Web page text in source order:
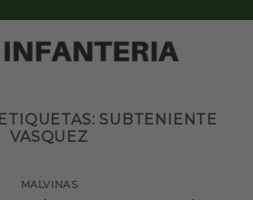
SUBTENIENTE
VASQUEZ
MALVINAS